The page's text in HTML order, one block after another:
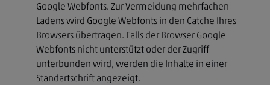
Google Webfonts. Zur Vermeidung mehrfachen
Ladens wird Google Webfonts in den Catche Ihres
Browsers übertragen. Falls der Browser Google
Webfonts nicht unterstützt oder der Zugriff
unterbunden wird, werden die Inhalte in einer
Standartschrift angezeigt.